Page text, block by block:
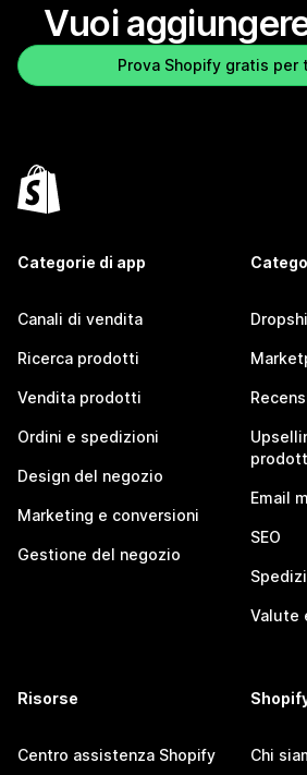
Vuoi
Prova Shopify gratis per
Categorie di app
Canali di vendita
Ricerca prodotti
Vendita prodotti
Ordini e spedizioni
Design del negozio
Marketing e conversioni
Gestione del negozio
Email
SEO
Valute
Risorse
Centro assistenza Shopify Chi